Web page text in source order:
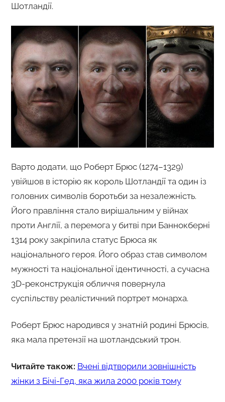
Шотландії.
Варто додати, що Роберт Брюс (1274–1329)
увійшов в історію як король Шотландії та один із
головних символів боротьби за незалежність.
Його правління стало вирішальним у війнах
проти Англії, а перемога у битві при Баннокберні
1314 року закріпила статус Брюса як
національного героя. Його образ став символом
мужності та національної ідентичності, а сучасна
3D-реконструкція обличчя повернула
суспільству реалістичний портрет монарха.
Роберт Брюс народився у знатній родині Брюсів,
яка мала претензії на шотландський трон.
Читайте також: Вчені відтворили зовнішність
жінки з Бічі-Гед, яка жила 2000 років тому